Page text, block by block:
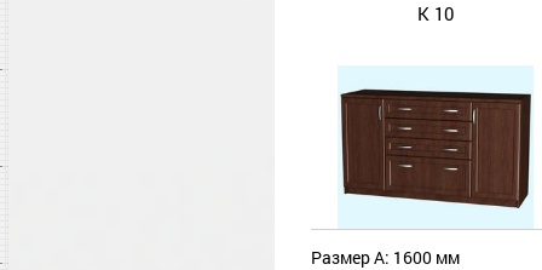
К 10
Размер А: 1600 мм